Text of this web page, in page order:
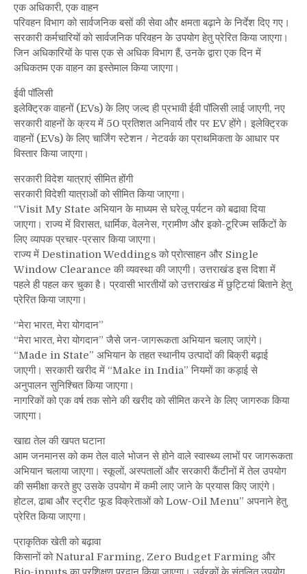
एक अधिकारी, एक वाहन
परिवहन विभाग को सार्वजनिक बसों की सेवा और क्षमता बढ़ाने के निर्देश दिए गए।
सरकारी कर्मचारियों को सार्वजनिक परिवहन के उपयोग हेतु प्रेरित किया जाएगा।
जिन अधिकारियों के पास एक से अधिक विभाग हैं, उनके द्वारा एक दिन में
अधिकतम एक वाहन का इस्तेमाल किया जाएगा।
ईवी पॉलिसी
इलेक्ट्रिक वाहनों (EVs) के लिए जल्द ही प्रभावी ईवी पॉलिसी लाई जाएगी, नए
सरकारी वाहनों के क्रय में 50 प्रतिशत अनिवार्य तौर पर EV होंगे। इलेक्ट्रिक
वाहनों (EVs) के लिए चार्जिंग स्टेशन / नेटवर्क का प्राथमिकता के आधार पर
विस्तार किया जाएगा।
सरकारी विदेश यात्राएं सीमित होंगी
सरकारी विदेशी यात्राओं को सीमित किया जाएगा।
“Visit My State अभियान के माध्यम से घरेलू पर्यटन को बढावा दिया
जाएगा। राज्य में विरासत, धार्मिक, वेलनेस, ग्रामीण और इको-टूरिज्म सर्किटों के
लिए व्यापक प्रचार-प्रसार किया जाएगा।
राज्य में Destination Weddings को प्रोत्साहन और Single
Window Clearance की व्यवस्था की जाएगी। उत्तराखंड इस दिशा में
पहले ही पहल कर चुका है। प्रवासी भारतीयों को उत्तराखंड में छुट्टियां बिताने हेतु
प्रेरित किया जाएगा।
“मेरा भारत, मेरा योगदान”
“मेरा भारत, मेरा योगदान” जैसे जन-जागरूकता अभियान चलाए जाएंगे।
“Made in State” अभियान के तहत स्थानीय उत्पादों की बिक्री बढ़ाई
जाएगी। सरकारी खरीद में “Make in India” नियमों का कड़ाई से
अनुपालन सुनिश्चित किया जाएगा।
नागरिकों को एक वर्ष तक सोने की खरीद को सीमित करने के लिए जागरुक किया
जाएगा।
खाद्य तेल की खपत घटाना
आम जनमानस को कम तेल वाले भोजन से होने वाले स्वास्थ्य लाभों पर जागरूकता
अभियान चलाया जाएगा। स्कूलों, अस्पतालों और सरकारी कैंटीनों में तेल उपयोग
की समीक्षा करते हुए उसके उपयोग में कमी लाए जाने के प्रयास किए जाएंगे।
होटल, ढाबा और स्ट्रीट फूड विक्रेताओं को Low-Oil Menu” अपनाने हेतु
प्रेरित किया जाएगा।
प्राकृतिक खेती को बढ़ावा
किसानों को Natural Farming, Zero Budget Farming और